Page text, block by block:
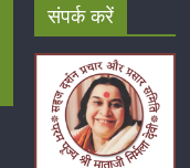
संपर्क करें